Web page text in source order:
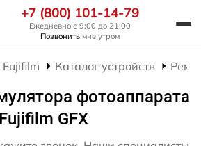
+7 (800) 101-14-79
Ежедневно с 9:00 до 21:00
Позвонить мне утром
Каталог устройств
фотоаппарата
Fujifilm GFX